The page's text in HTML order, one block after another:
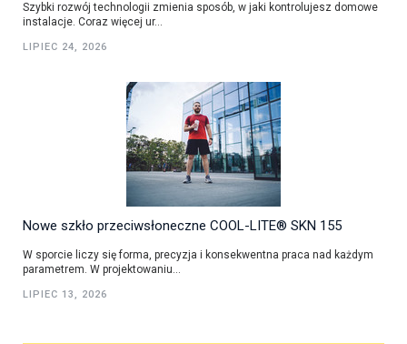
Szybki rozwój technologii zmienia sposób, w jaki kontrolujesz domowe
instalacje. Coraz więcej ur...
LIPIEC 24, 2026
Nowe szkło przeciwsłoneczne COOL-LITE® SKN 155
W sporcie liczy się forma, precyzja i konsekwentna praca nad każdym
parametrem. W projektowaniu...
LIPIEC 13, 2026